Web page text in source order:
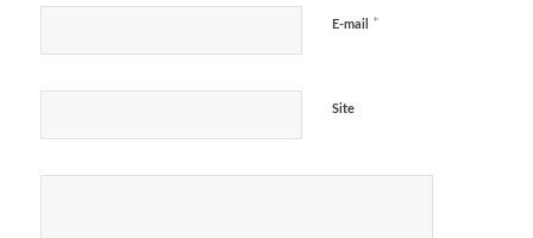
E-mail *
Site